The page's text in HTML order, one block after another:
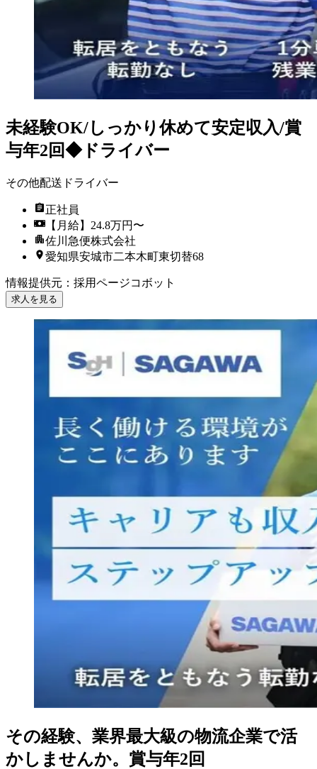
未経験OK/しっかり休めて安定収入/賞
与年2回◆ドライバー
その他配送ドライバー
正社員
【月給】24.8万円〜
佐川急便株式会社
愛知県安城市二本木町東切替68
情報提供元 ： 採用ページコボット
求人を見る
その経験、業界最大級の物流企業で活
かしませんか。賞与年2回